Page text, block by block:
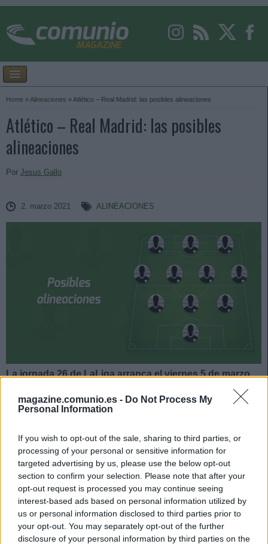
magazine.comunio.es - Do Not Process My
Personal Information
If you wish to opt-out of the sale, sharing to third parties, or
processing of your personal or sensitive information for
targeted advertising by us, please use the below opt-out
section to confirm your selection. Please note that after your
opt-out request is processed you may continue seeing
interest-based ads based on personal information utilized by
us or personal information disclosed to third parties prior to
your opt-out. You may separately opt-out of the further
disclosure of your personal information by third parties on the
Home »Alineaciones » Atlético – Real Madrid: las posibles alineaciones
Atlético – Real Madrid: las posibles
alineaciones
Por Jesus Gallo
2. marzo 2021 ALINEACIONES
La jornada 26 de LaLiga arranca el viernes 5 de marzo.
Atlético y Real Madrid se enfrentan el domingo a las
16:15 horas. ¿Quién jugará en los locales? ¿Con qué
Atlético
Posible alineación: Oblak – Trippier, Savic, Felipe,
Hermoso – Marcos Llorente, Koke, Carrasco, Correa – Luis
Suárez, Joao Félix.
Estos jugadores son baja : Giménez (lesión muscular).